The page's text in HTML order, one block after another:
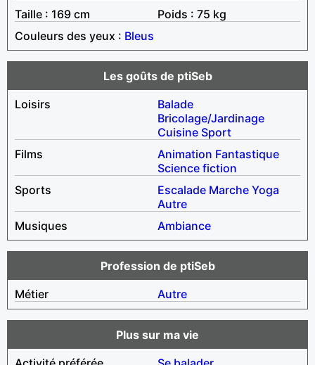
Taille : 169 cm
Poids : 75 kg
Couleurs des yeux : Bleus
Les goûts de ptiSeb
Loisirs
Balade
Bricolage/Jardinage
Cuisine Sport
Films
Animation Fantastique
Science fiction
Sports
Escalade Marche Yoga
Autre
Musiques
Ambiance
Profession de ptiSeb
Métier
Autre
Plus sur ma vie